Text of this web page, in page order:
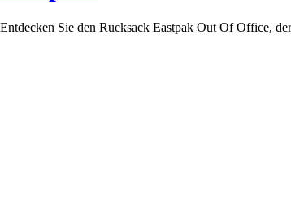
Entdecken Sie den Rucksack Eastpak Out Of Office,